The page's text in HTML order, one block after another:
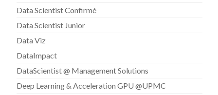
Data Scientist Confirmé
Data Scientist Junior
Data Viz
DataImpact
DataScientist @ Management Solutions
Deep Learning & Acceleration GPU @UPMC